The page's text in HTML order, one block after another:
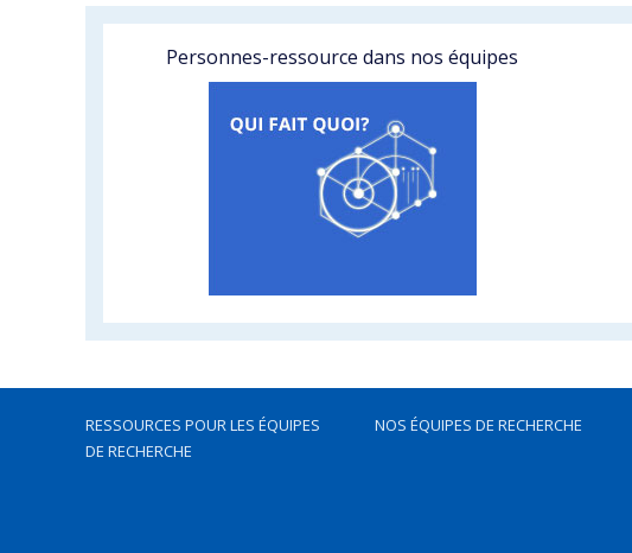
Personnes-ressource dans nos équipes
RESSOURCES POUR LES ÉQUIPES
DE RECHERCHE
NOS ÉQUIPES DE RECHERCHE